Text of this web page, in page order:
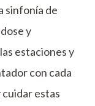
sinfonía de
y
estaciones y
con cada
estas